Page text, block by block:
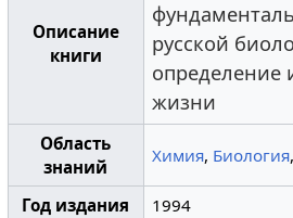
Описание
книги
русской
определение
жизни
Область
знаний
Химия, Биология,
Год издания
1994